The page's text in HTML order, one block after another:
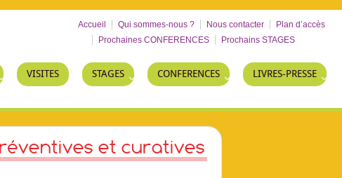
Accueil Qui sommes-nous ? Nous contacter
Plan d’accès
Prochaines CONFERENCES
Prochains STAGES
VISITES STAGES CONFERENCES LIVRES-PRESSE
et curatives